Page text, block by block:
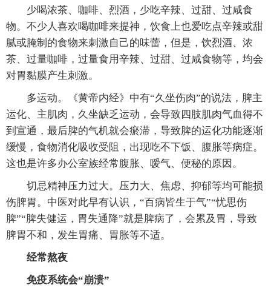
少喝浓茶、咖啡、烈酒，少吃辛辣、过甜、过咸食
物。不少人喜欢喝咖啡来提神，饮食上也爱吃点辛辣或甜
腻或腌制的食物来刺激自己的味蕾，但是，饮烈酒、浓
茶、过量咖啡，过量食用辛辣、过甜、过咸食物等，均会
对胃黏膜产生刺激。
多运动。《黄帝内经》中有“久坐伤肉”的说法，脾主
运化、主肌肉，久坐缺乏运动，会导致四肢肌肉气血得不
到宣通，最后脾的气机就会瘀滞，导致脾的运化功能逐渐
缓慢，食物消化吸收受阻，出现吃不下饭、腹胀等病症。
这也是许多办公室族经常腹胀、嗳气、便秘的原因。
切忌精神压力过大。压力大、焦虑、抑郁等均可能损
伤脾胃。中医对此早有认识，“百病皆生于气”“忧思伤
脾”“脾失健运，胃失通降”就是脾病了，会累及胃，导致
脾胃不和，发生胃痛、胃胀等不适。
经常熬夜
免疫系统会“崩溃”